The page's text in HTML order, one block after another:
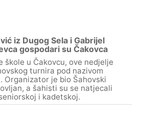
iz Dugog Sela i Gabrijel
gospodari su Čakovca
škole u Čakovcu, ove nedjelje
turnira pod nazivom
Organizator je bio Šahovski
a šahisti su se natjecali
i kadetskoj.